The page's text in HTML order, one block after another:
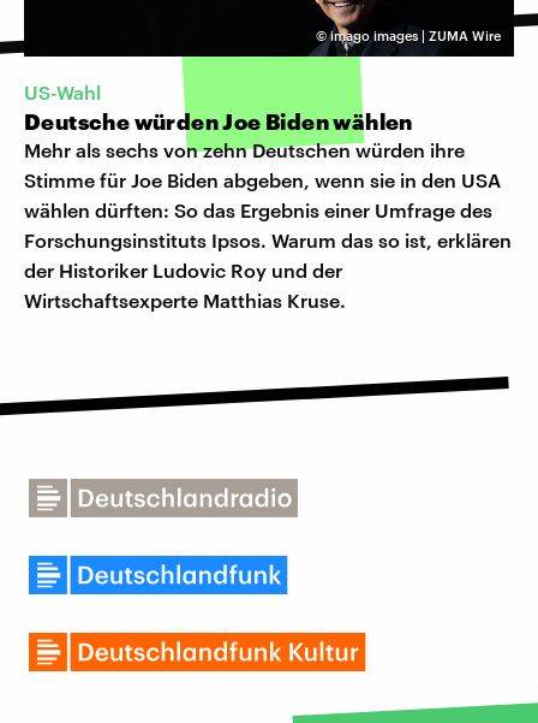
©imago images | ZUMA Wire
US-Wahl
Deutsche würden Joe Biden wählen
Mehr als sechs von zehn Deutschen würden ihre
Stimme für Joe Biden abgeben, wenn sie in den USA
wählen dürften: So das Ergebnis einer Umfrage des
Forschungsinstituts Ipsos. Warum das so ist, erklären
der Historiker Ludovic Roy und der
Wirtschaftsexperte Matthias Kruse.